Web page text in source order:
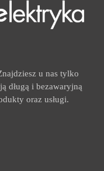
u nas tylko
długą i bezawaryjną
oraz usługi.